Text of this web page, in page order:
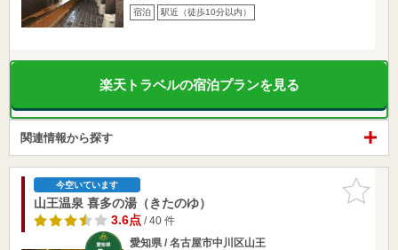
宿泊 駅近（徒歩10分以内）
楽天トラベルの宿泊プランを見る
関連情報から探す
お気に入
りに追加
今空いています
山王温泉 喜多の湯（きたのゆ）
3.6点/ 40 件
愛知県 / 名古屋市中川区山王